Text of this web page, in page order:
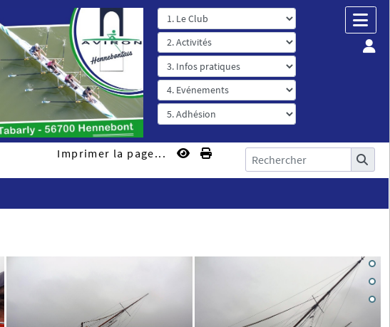
Imprimer la page...